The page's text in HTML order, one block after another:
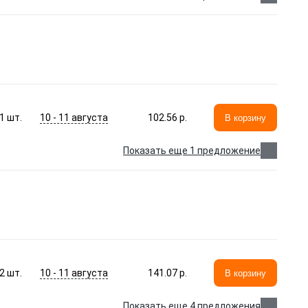
шт. 10 - 11 августа 102.56 p. В корзину
Показать еще 1 предложение
шт. 10 - 11 августа 141.07 p. В корзину